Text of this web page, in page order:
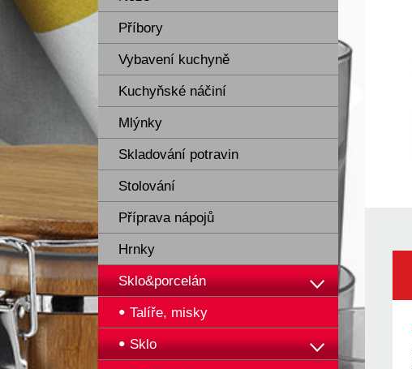
Příbory
Vybavení kuchyně
Kuchyňské náčiní
Mlýnky
Skladování potravin
Stolování
Příprava nápojů
Hrnky
Sklo&porcelán
Talíře, misky
Sklo